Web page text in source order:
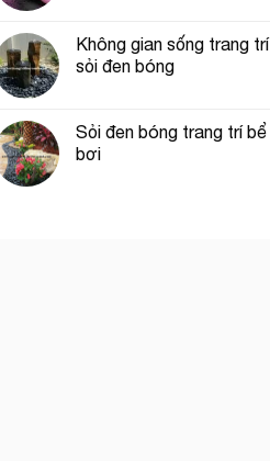
Không gian sống trang trí
sỏi đen bóng
Sỏi đen bóng trang trí bể
bơi